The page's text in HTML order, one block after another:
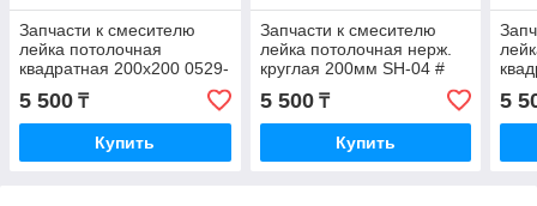
Запчасти к смесителю
лейка потолочная
квадратная 200х200 0529-
8 AN&TMGroup
5 500 ₸
Купить
Запчасти к смесителю
лейка потолочная нерж.
круглая 200мм SH-04 #
MIXXUS
5 500₸
Купить
5